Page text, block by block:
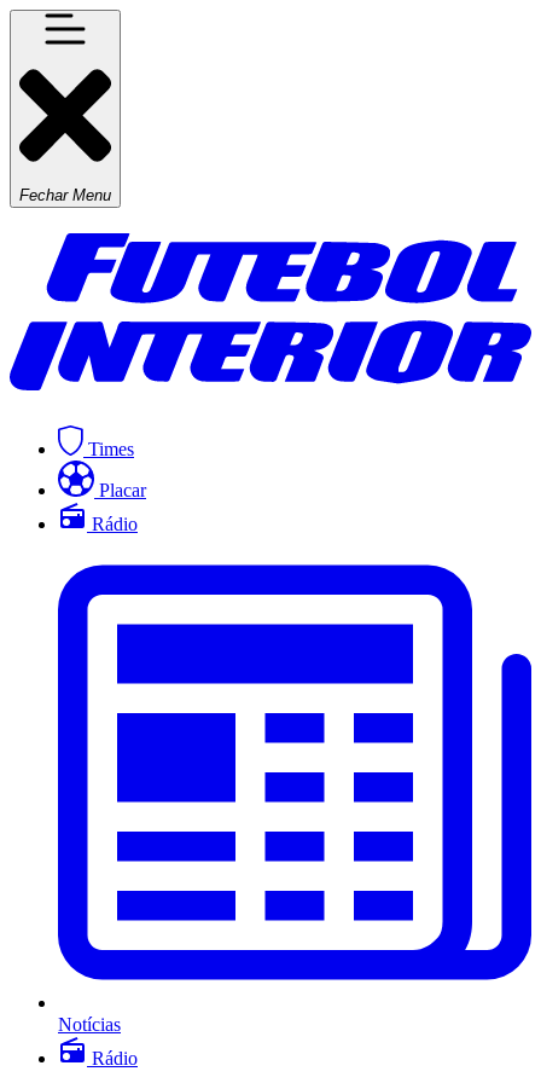
Fechar Menu
Times
Placar
Rádio
Notícias
Rádio